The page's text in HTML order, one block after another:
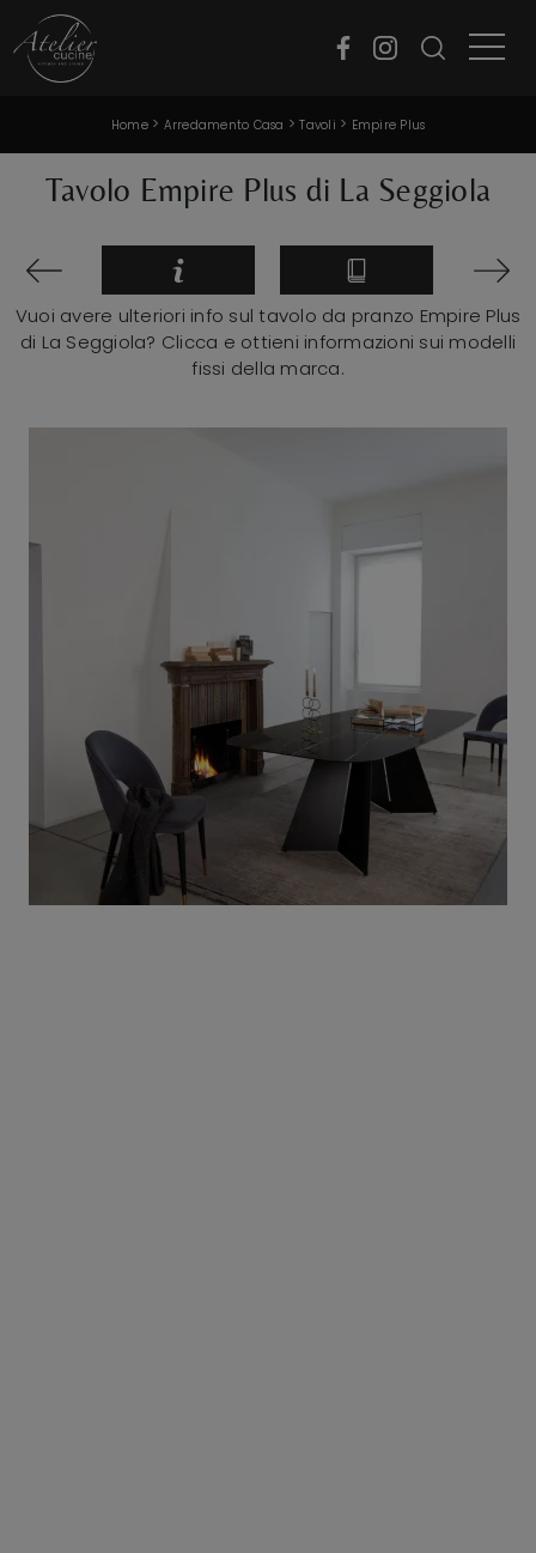
Home> Arredamento Casa >Tavoli > Empire Plus
Tavolo Empire Plus di La Seggiola
Vuoi avere ulteriori info sul tavolo da pranzo Empire Plus
di La Seggiola? Clicca e ottieni informazioni sui modelli
fissi della marca.